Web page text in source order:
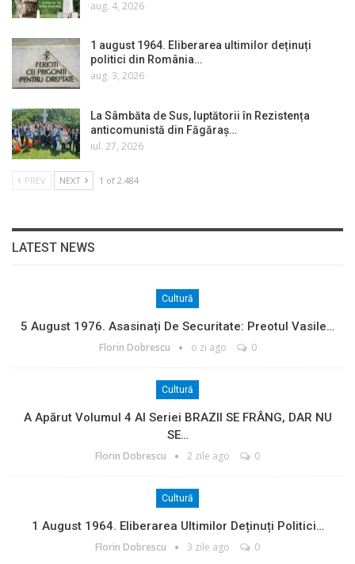
aug. 4, 2026
1 august 1964. Eliberarea ultimilor deținuți
politici din România…
aug. 3, 2026
La Sâmbăta de Sus, luptătorii în Rezistența
anticomunistă din Făgăraș…
iul. 27, 2026
PREV NEXT 1 of 2.484
LATEST NEWS
Cultură
5 August 1976. Asasinați De Securitate: Preotul Vasile…
Florin Dobrescu o zi ago 0
Cultură
A Apărut Volumul 4 Al Seriei BRAZII SE FRÂNG, DAR NU
SE…
Florin Dobrescu 2 zile ago 0
Cultură
1 August 1964. Eliberarea Ultimilor Deținuți Politici…
Florin Dobrescu 3 zile ago 0